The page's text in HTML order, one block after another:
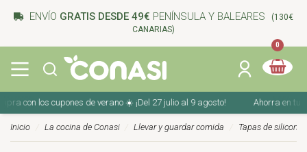
ENVÍO GRATIS DESDE 49€ PENÍNSULA Y BALEARES
(130€
CANARIAS)
0
con los cupones de verano ☀️ ¡Del 27 julio al 9 agosto! Ahorra en tu
Inicio La cocina de Conasi Llevar y guardar comida Tapas de silicona